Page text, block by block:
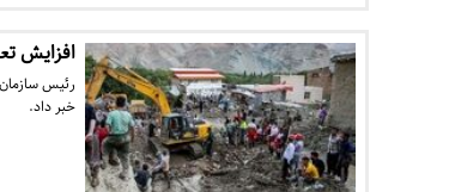
افزایش تعداد
خبر داد.